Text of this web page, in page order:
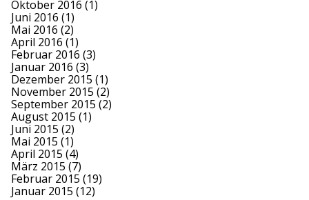
Oktober 2016 (1)
Juni 2016 (1)
Mai 2016 (2)
April 2016 (1)
Februar 2016 (3)
Januar 2016 (3)
Dezember 2015 (1)
November 2015 (2)
September 2015 (2)
August 2015 (1)
Juni 2015 (2)
Mai 2015 (1)
April 2015 (4)
März 2015 (7)
Februar 2015 (19)
Januar 2015 (12)